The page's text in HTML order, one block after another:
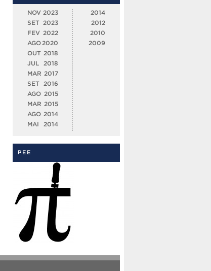
NOV 2023
SET
2023
FEV 2022
AGO 2020
OUT 2018
JUL
2018
MAR 2017
SET
2016
AGO 2015
MAR 2015
AGO 2014
MAI
2014
2014
2012
2010
2009
PEE